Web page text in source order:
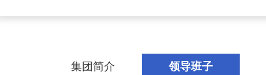
集团简介 领导班子